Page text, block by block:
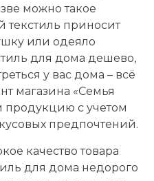
можно такое
приносит
или одеяло
для дома дешево,
у вас дома – всё
магазина «Семья
продукцию с учетом
предпочтений.
качество товара
для дома недорого